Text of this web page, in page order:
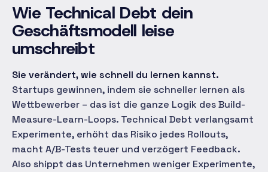
Wie Technical Debt dein
Geschäftsmodell leise
umschreibt
Sie verändert, wie schnell du lernen kannst.
Startups gewinnen, indem sie schneller lernen als
Wettbewerber – das ist die ganze Logik des Build-
Measure-Learn-Loops. Technical Debt verlangsamt
Experimente, erhöht das Risiko jedes Rollouts,
macht A/B-Tests teuer und verzögert Feedback.
Also shippt das Unternehmen weniger Experimente,